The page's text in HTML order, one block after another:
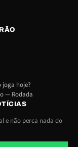
joga hoje?
— Rodada
e não perca nada do